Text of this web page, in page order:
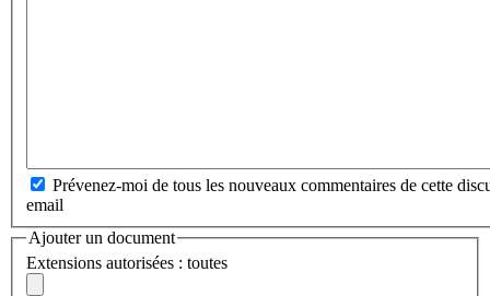
Prévenez-moi de tous les nouveaux commentaires de cette
email
Ajouter un document
Extensions autorisées : toutes